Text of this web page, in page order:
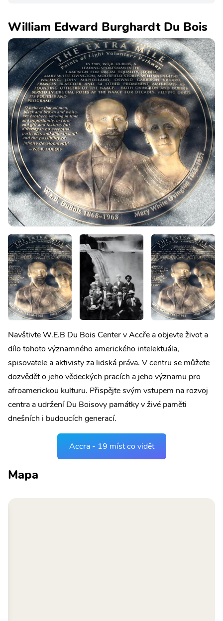
William Edward Burghardt Du Bois
Navštivte W.E.B Du Bois Center v Accře a objevte život a
dílo tohoto významného amerického intelektuála,
spisovatele a aktivisty za lidská práva. V centru se můžete
dozvědět o jeho vědeckých pracích a jeho významu pro
afroamerickou kulturu. Přispějte svým vstupem na rozvoj
centra a udržení Du Boisovy památky v živé paměti
dnešních i budoucích generací.
Accra - 19 míst co vidět
Mapa